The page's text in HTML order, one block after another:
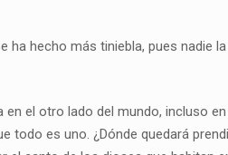
ha hecho más tiniebla, pues nadie
el otro lado del mundo, incluso
es uno. ¿Dónde quedará